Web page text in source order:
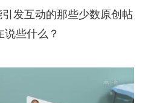
发互动的那些少数原创帖
些什么？